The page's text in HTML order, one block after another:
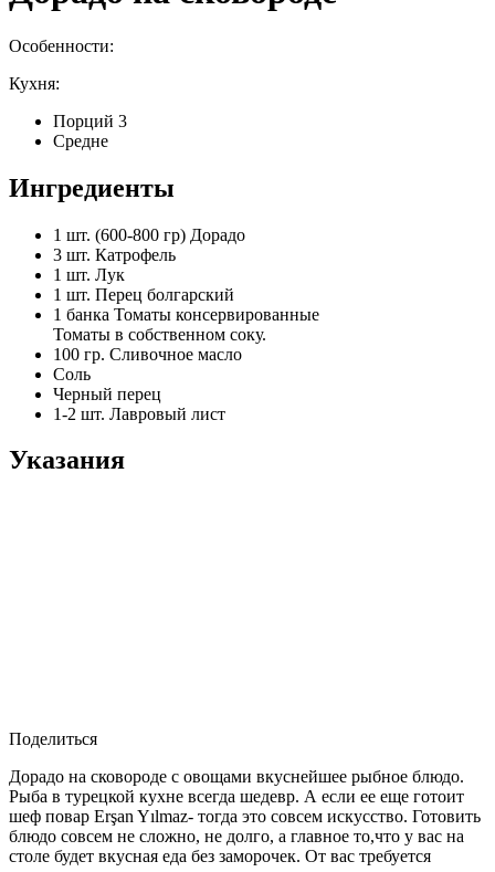
Особенности:
Кухня:
Порций 3
Средне
Ингредиенты
1 шт. (600-800 гр) Дорадо
3 шт. Катрофель
1 шт. Лук
1 шт. Перец болгарский
1 банка Томаты консервированные
Томаты в собственном соку.
100 гр. Сливочное масло
Соль
Черный перец
1-2 шт. Лавровый лист
Указания
Поделиться
Дорадо на сковороде с овощами вкуснейшее рыбное блюдо.
Рыба в турецкой кухне всегда шедевр. А если ее еще готоит
шеф повар Erşan Yılmaz- тогда это совсем искусство. Готовить
блюдо совсем не сложно, не долго, а главное то,что у вас на
столе будет вкусная еда без заморочек. От вас требуется